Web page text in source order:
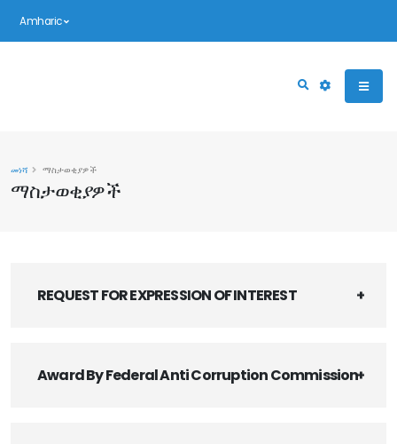
Amharic
ማስታወቂያዎች
መነሻ ማስታወቂያዎች
REQUEST FOR EXPRESSION OF INTEREST
Award By Federal Anti Corruption Commission